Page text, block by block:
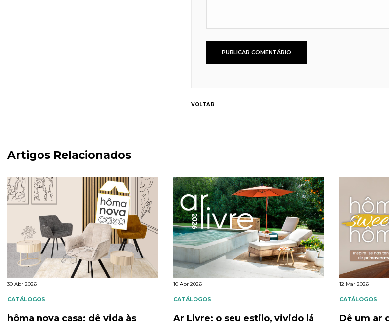
VOLTAR
Artigos Relacionados
30 Abr 2026
CATÁLOGOS
hôma nova casa: dê vida às
10 Abr 2026
CATÁLOGOS
Ar Livre: o seu estilo, vivido lá
12 Mar 2026
CATÁLOGOS
Dê um ar